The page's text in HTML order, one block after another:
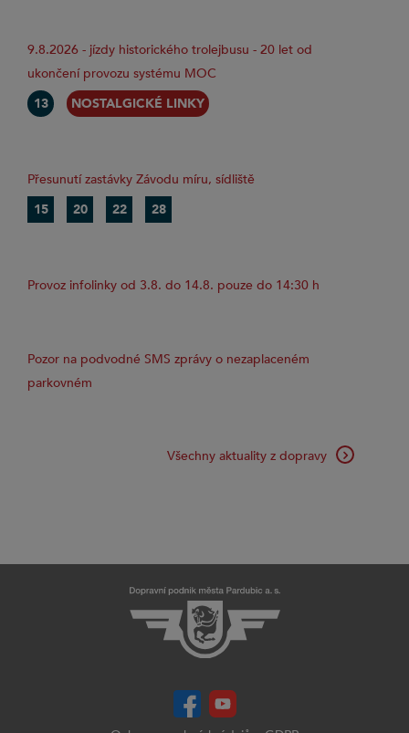
9.8.2026 - jízdy historického trolejbusu - 20 let od
ukončení provozu systému MOC
13
NOSTALGICKÉ LINKY
Přesunutí zastávky Závodu míru, sídliště
15
20 22 28
Provoz infolinky od 3.8. do 14.8. pouze do 14:30 h
Pozor na podvodné SMS zprávy o nezaplaceném
parkovném
Všechny aktuality z dopravy